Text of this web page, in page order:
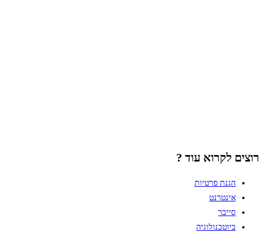
רוצים לקרוא עוד ?
הגנת פרטיות
אינטרנט
סייבר
ביוטכנולוגיה